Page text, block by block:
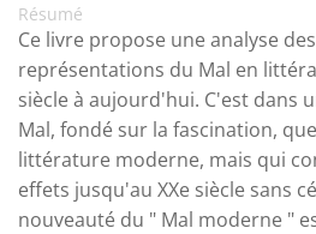
Résumé
Ce livre propose une analyse
représentations du Mal en
siècle à aujourd'hui. C'est dans
Mal, fondé sur la fascination,
littérature moderne, mais qui
effets jusqu'au XXe siècle sans
nouveauté du " Mal moderne "